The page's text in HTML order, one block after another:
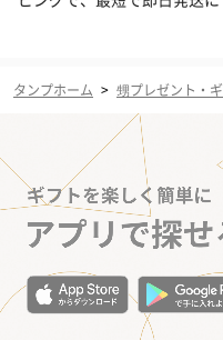
タンプホーム > 甥プレゼント・